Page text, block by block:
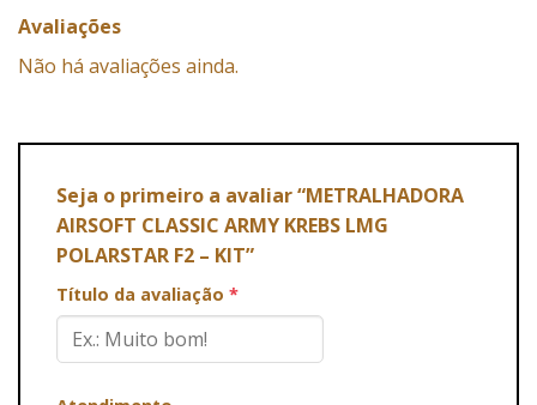
Avaliações
Não há avaliações ainda.
Seja o primeiro a avaliar “METRALHADORA
AIRSOFT CLASSIC ARMY KREBS LMG
POLARSTAR F2 – KIT”
Título da avaliação *